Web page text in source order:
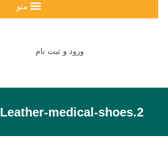
منو
ورود و ثبت نام
Leather-medical-shoes.2